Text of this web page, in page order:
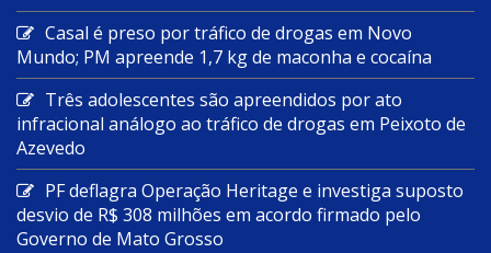
Casal é preso por tráfico de drogas em Novo
Mundo; PM apreende 1,7 kg de maconha e cocaína
Três adolescentes são apreendidos por ato
infracional análogo ao tráfico de drogas em Peixoto de
Azevedo
PF deflagra Operação Heritage e investiga suposto
desvio de R$ 308 milhões em acordo firmado pelo
Governo de Mato Grosso